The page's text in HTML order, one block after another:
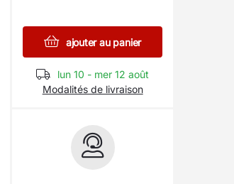
ajouter au panier
lun 10 - mer 12 août
Modalités de livraison